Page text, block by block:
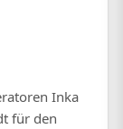
Inka
für den